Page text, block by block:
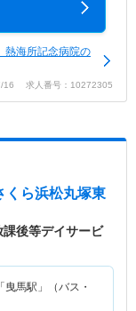
海所記念病院の
16 求人番号：10272305
くら浜松丸塚東
課後等デイサービ
曳馬駅」（バス・